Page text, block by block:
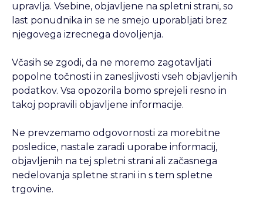
upravlja. Vsebine, objavljene na spletni strani, so
last ponudnika in se ne smejo uporabljati brez
njegovega izrecnega dovoljenja.
Včasih se zgodi, da ne moremo zagotavljati
popolne točnosti in zanesljivosti vseh objavljenih
podatkov. Vsa opozorila bomo sprejeli resno in
takoj popravili objavljene informacije.
Ne prevzemamo odgovornosti za morebitne
posledice, nastale zaradi uporabe informacij,
objavljenih na tej spletni strani ali začasnega
nedelovanja spletne strani in s tem spletne
trgovine.